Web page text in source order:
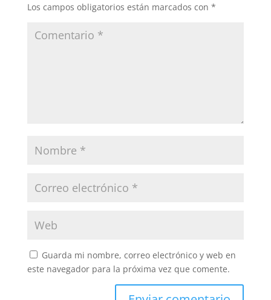
Los campos obligatorios están marcados con *
Guarda mi nombre, correo electrónico y web en
este navegador para la próxima vez que comente.